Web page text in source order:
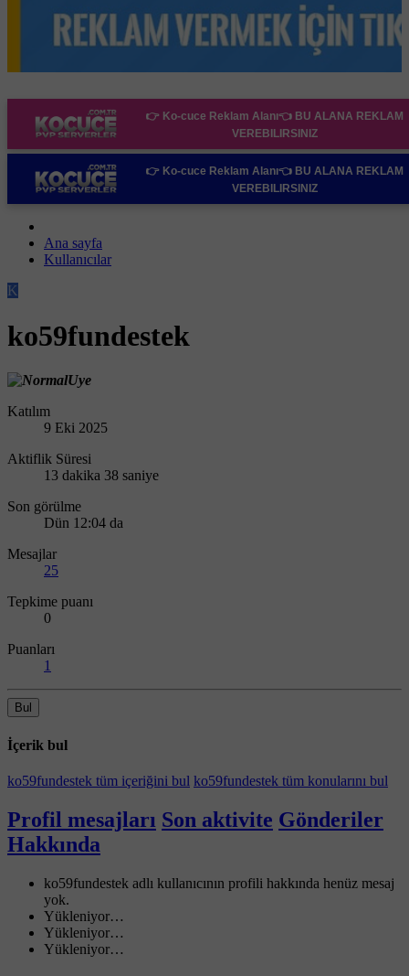
👉 Ko-cuce Reklam Alanı👈 BU ALANA REKLAM
VEREBILIRSINIZ
👉 Ko-cuce Reklam Alanı👈 BU ALANA REKLAM
VEREBILIRSINIZ
Ana sayfa
Kullanıcılar
K
ko59fundestek
Katılım
9 Eki 2025
Aktiflik Süresi
13 dakika 38 saniye
Son görülme
Dün 12:04 da
Mesajlar
25
Tepkime puanı
0
Puanları
1
Bul
İçerik bul
ko59fundestek tüm içeriğini bul ko59fundestek tüm konularını bul
Profil mesajları Son aktivite Gönderiler
Hakkında
ko59fundestek adlı kullanıcının profili hakkında henüz mesaj
yok.
Yükleniyor…
Yükleniyor…
Yükleniyor…